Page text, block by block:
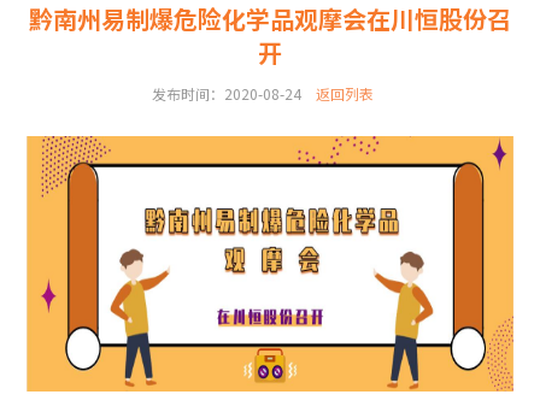
黔南州易制爆危险化学品观摩会在川恒股份召
开
发布时间：2020-08-24 返回列表